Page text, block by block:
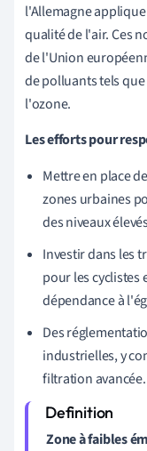
l'Allemagne
qualité de l'air. Ces
de l'Union
de polluants tels
l'ozone.
Les efforts pour
Mettre en place
zones urbaines
des niveaux
Investir dans les
pour les cyclistes
dépendance à
Des
industrielles, y
filtration avancée.
Zone à faibles